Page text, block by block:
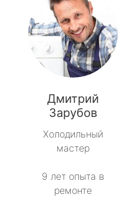
Дмитрий
Зарубов
Холодильный
мастер
9 лет опыта в
ремонте